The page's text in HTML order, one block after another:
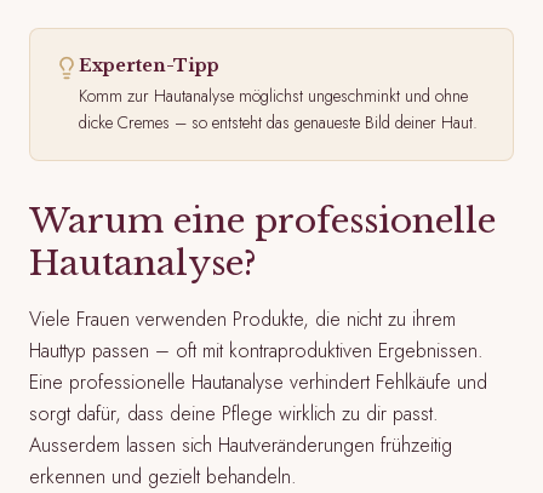
Experten-Tipp
Komm zur Hautanalyse möglichst ungeschminkt und ohne
dicke Cremes – so entsteht das genaueste Bild deiner Haut.
Warum eine professionelle
Hautanalyse?
Viele Frauen verwenden Produkte, die nicht zu ihrem
Hauttyp passen – oft mit kontraproduktiven Ergebnissen.
Eine professionelle Hautanalyse verhindert Fehlkäufe und
sorgt dafür, dass deine Pflege wirklich zu dir passt.
Ausserdem lassen sich Hautveränderungen frühzeitig
erkennen und gezielt behandeln.